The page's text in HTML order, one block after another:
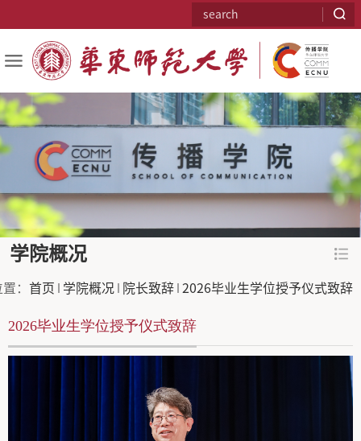
学院概况
： 首页 学院概况 院长致辞 2026毕业生学位授予仪式致辞
2026毕业生学位授予仪式致辞